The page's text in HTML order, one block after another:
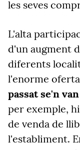
les seves
L'alta
d'un augment
diferents
l'enorme
passat se'n
per exemple,
de venda de
l'establiment.